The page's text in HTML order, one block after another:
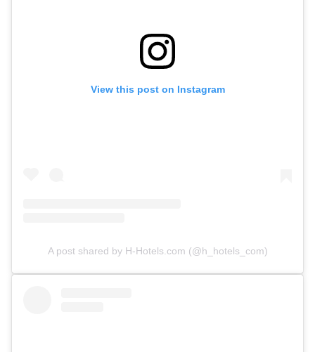
View this post on Instagram
A post shared by H-Hotels.com (@h_hotels_com)